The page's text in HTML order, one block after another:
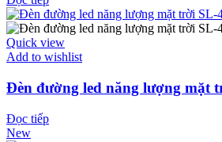
Quick view
Add to wishlist
Đèn đường led năng lượng mặt
Đọc tiếp
New